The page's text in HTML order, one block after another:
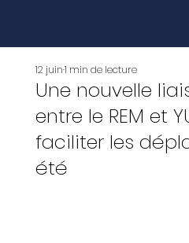
Une nouvelle
entre le REM et
faciliter les
été
12 juin1 min de lecture